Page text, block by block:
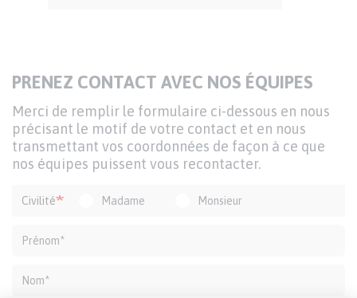
TITRE
FORMULAIRE
PRENEZ CONTACT AVEC NOS ÉQUIPES
Texte
d'introduction
Merci de remplir le formulaire ci-dessous en nous
précisant le motif de votre contact et en nous
transmettant vos coordonnées de façon à ce que
nos équipes puissent vous recontacter.
Formulaire
Civilité Madame Monsieur